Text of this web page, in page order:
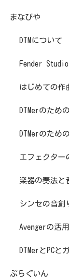
まなびや
DTMについて
Fender
はじめての作
DTMerのため
DTMerのため
エフェクター
楽器の奏法と
シンセの音創
Avengerの活
DTMerとPCと
ぷらぐいん